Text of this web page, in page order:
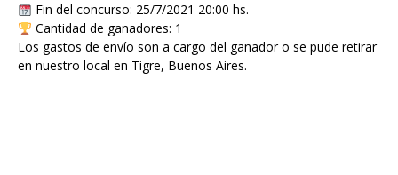
Fin del concurso: 25/7/2021 20:00 hs.
Cantidad de ganadores: 1
Los gastos de envío son a cargo del ganador o se pude retirar
en nuestro local en Tigre, Buenos Aires.